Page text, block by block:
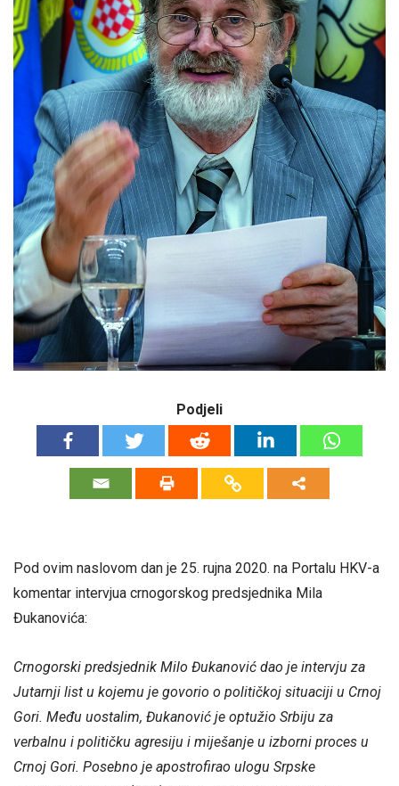
Podjeli
Pod ovim naslovom dan je 25. rujna 2020. na Portalu HKV-a
komentar intervjua crnogorskog predsjednika Mila
Đukanovića:
Crnogorski predsjednik Milo Đukanović dao je intervju za
Jutarnji list u kojemu je govorio o političkoj situaciji u Crnoj
Gori. Među uostalim, Đukanović je optužio Srbiju za
verbalnu i političku agresiju i miješanje u izborni proces u
Crnoj Gori. Posebno je apostrofirao ulogu Srpske